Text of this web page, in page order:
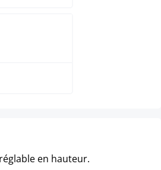
en hauteur.